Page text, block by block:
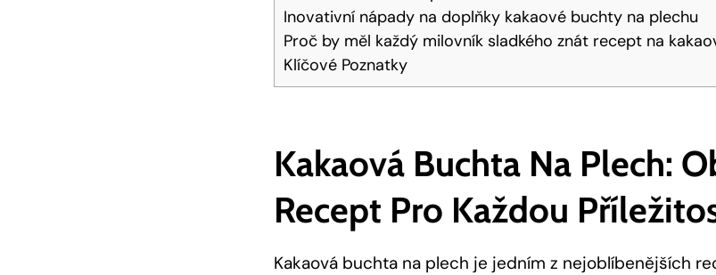
Inovativní nápady na doplňky kakaové buchty na plechu
Proč by měl každý milovník ⁣sladkého znát recept na
Klíčové Poznatky
Kakaová ‍buchta Na Plech:
‍recept Pro Každou
Kakaová buchta na plech je jedním z nejoblíbenějších